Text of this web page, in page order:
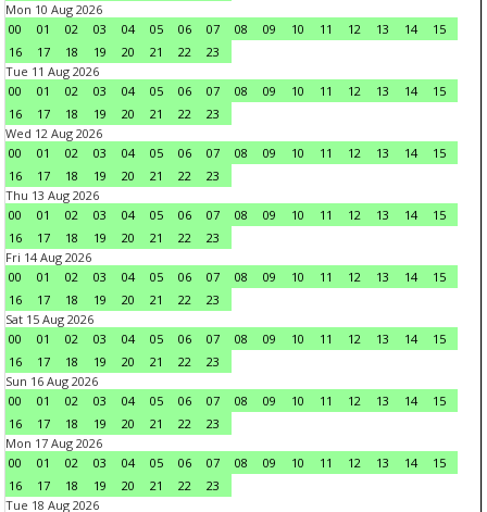
Mon 10 Aug 2026
00
01 02 03 04 05 06 07 08 09 10 11 12 13 14
15
16
17 18 19 20 21 22
23
Tue 11 Aug 2026
00
01 02 03 04 05 06 07 08 09 10 11 12 13 14
15
16
17 18 19 20 21 22
23
Wed 12 Aug 2026
00
01 02 03 04 05 06 07 08 09 10 11 12 13 14
15
16
17 18 19 20 21 22
23
Thu 13 Aug 2026
00
01 02 03 04 05 06 07 08 09 10 11 12 13 14
15
16
17 18 19 20 21 22
23
Fri 14 Aug 2026
00
01 02 03 04 05 06 07 08 09 10 11 12 13 14
15
16
17 18 19 20 21 22
23
Sat 15 Aug 2026
00
01 02 03 04 05 06 07 08 09 10 11 12 13 14
15
16
17 18 19 20 21 22
23
Sun 16 Aug 2026
00
01 02 03 04 05 06 07 08 09 10 11 12 13 14
15
16
17 18 19 20 21 22
23
Mon 17 Aug 2026
00
01 02 03 04 05 06 07 08 09 10 11 12 13 14
15
16
17 18 19 20 21 22
23
Tue 18 Aug 2026